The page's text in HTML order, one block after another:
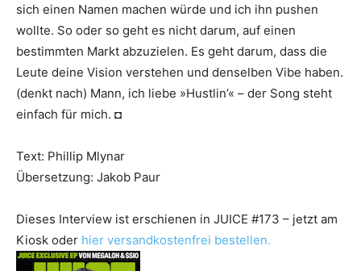
sich einen Namen machen würde und ich ihn pushen
wollte. So oder so geht es nicht darum, auf einen
bestimmten Markt abzuzielen. Es geht darum, dass die
Leute deine Vision verstehen und denselben Vibe haben.
(denkt nach) Mann, ich liebe »Hustlin’« – der Song steht
einfach für mich. ◘
Text: Phillip Mlynar
Übersetzung: Jakob Paur
Dieses Interview ist erschienen in JUICE #173 – jetzt am
Kiosk oder hier versandkostenfrei bestellen.